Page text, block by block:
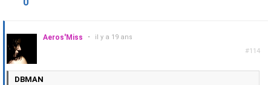
#114
Aeros'Miss • il y a 19 ans
DBMAN